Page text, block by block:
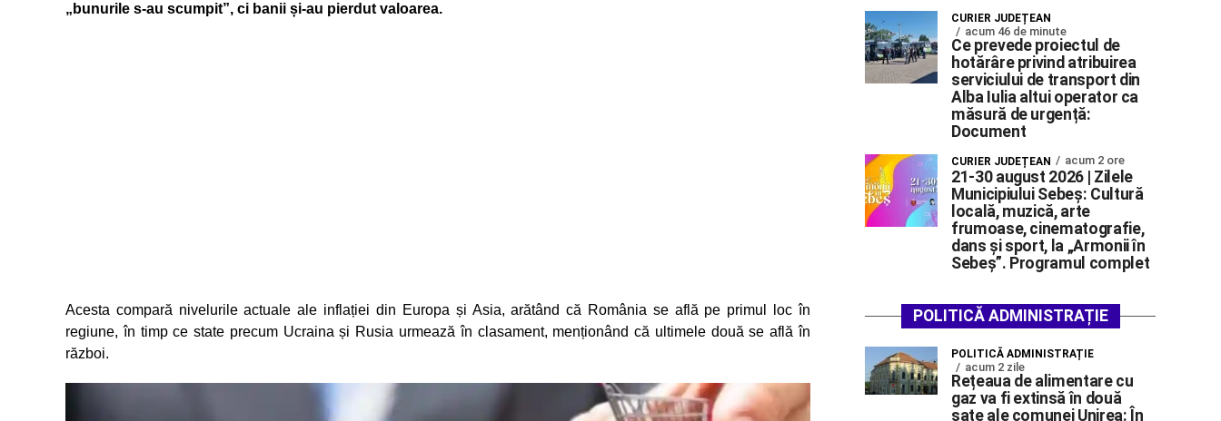
„bunurile s-au scumpit”, ci banii și-au pierdut valoarea.
Acesta compară nivelurile actuale ale inflației din Europa și Asia, arătând că România se află pe primul loc în
regiune, în timp ce state precum Ucraina și Rusia urmează în clasament, menționând că ultimele două se află în
război.
CURIER JUDEȚEAN
acum 46 de minute
Ce prevede proiectul de
hotărâre privind atribuirea
serviciului de transport din
Alba Iulia altui operator ca
măsură de urgență:
Document
CURIER JUDEȚEAN acum 2 ore
21-30 august 2026 | Zilele
Municipiului Sebeș: Cultură
locală, muzică, arte
frumoase, cinematografie,
dans și sport, la „Armonii în
Sebeș”. Programul complet
POLITICĂ ADMINISTRAȚIE
POLITICĂ ADMINISTRAȚIE
acum 2 zile
Rețeaua de alimentare cu
gaz va fi extinsă în două
sate ale comunei Unirea: În